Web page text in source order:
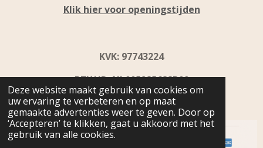
Deze website maakt gebruik van cookies om
uw ervaring te verbeteren en op maat
gemaakte advertenties weer te geven. Door op
‘Accepteren’ te klikken, gaat u akkoord met het
gebruik van alle cookies.
Klik hier voor openingstijden
KVK: 97743224
BTW ID: NL005285688B09
IBAN: NL31 INGB0109 9867 92